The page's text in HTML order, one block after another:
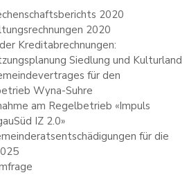
2020
2020
Kreditabrechnungen:
Siedlung und Kulturland
für den
Wyna-Suhre
am Regelbetrieb «Impuls
IZ 2.0»
für die